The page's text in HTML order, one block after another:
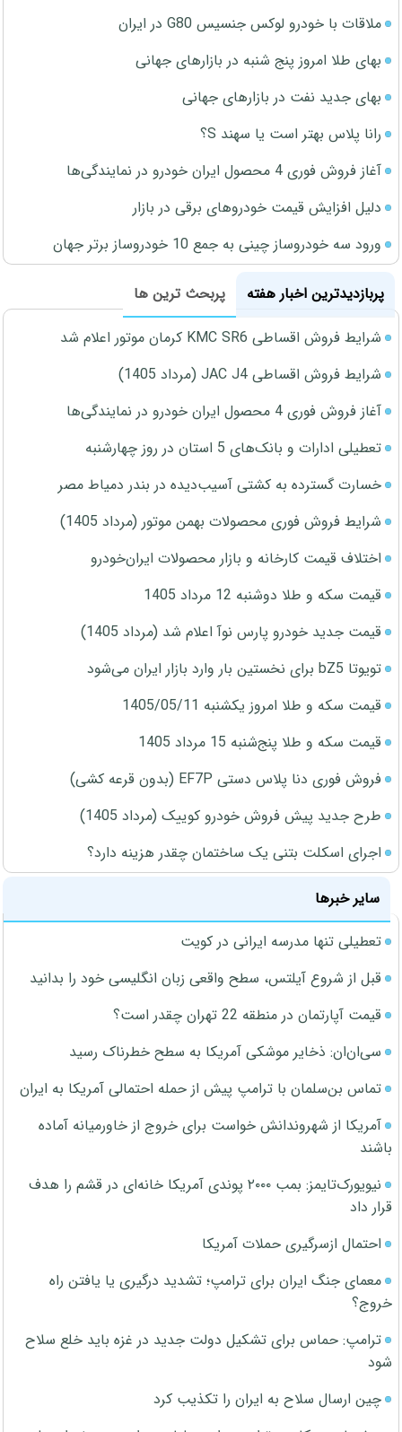
ملاقات با خودرو لوکس جنسیس G80 در ایران
بهای طلا امروز پنج شنبه در بازارهای جهانی
بهای جدید نفت در بازارهای جهانی
رانا پلاس بهتر است یا سهند S؟
آغاز فروش فوری 4 محصول ایران خودرو در نمایندگی‌ها
دلیل افزایش قیمت خودروهای برقی در بازار
ورود سه خودروساز چینی به جمع 10 خودروساز برتر جهان
پربازدیدترین اخبار هفته
پربحث ترین ها
شرایط فروش اقساطی KMC SR6 کرمان موتور اعلام شد
شرایط فروش اقساطی JAC J4 (مرداد 1405)
آغاز فروش فوری 4 محصول ایران خودرو در نمایندگی‌ها
تعطیلی ادارات و بانک‌های 5 استان در روز چهارشنبه
خسارت گسترده به کشتی آسیب‌دیده در بندر دمیاط مصر
شرایط فروش فوری محصولات بهمن موتور (مرداد 1405)
اختلاف قیمت کارخانه و بازار محصولات ایران‌خودرو
قیمت سکه و طلا دوشنبه 12 مرداد 1405
قیمت جدید خودرو پارس نوآ اعلام شد (مرداد 1405)
تویوتا bZ5 برای نخستین بار وارد بازار ایران می‌شود
قیمت سکه و طلا امروز یکشنبه 1405/05/11
قیمت سکه و طلا پنج‌شنبه 15 مرداد 1405
فروش فوری دنا پلاس دستی EF7P (بدون قرعه کشی)
طرح جدید پیش فروش خودرو کوییک (مرداد 1405)
اجرای اسکلت بتنی یک ساختمان چقدر هزینه دارد؟
سایر خبرها
تعطیلی تنها مدرسه ایرانی در کویت
قبل از شروع آیلتس، سطح واقعی زبان انگلیسی خود را بدانید
قیمت آپارتمان در منطقه 22 تهران چقدر است؟
سی‌ان‌ان: ذخایر موشکی آمریکا به سطح خطرناک رسید
تماس بن‌سلمان با ترامپ پیش از حمله احتمالی آمریکا به ایران
آمریکا از شهروندانش خواست برای خروج از خاورمیانه آماده
باشند
نیویورک‌تایمز: بمب ۲۰۰۰ پوندی آمریکا خانه‌ای در قشم را هدف
قرار داد
احتمال ازسرگیری حملات آمریکا
معمای جنگ ایران برای ترامپ؛ تشدید درگیری یا یافتن راه
خروج؟
ترامپ: حماس برای تشکیل دولت جدید در غزه باید خلع سلاح
شود
چین ارسال سلاح به ایران را تکذیب کرد